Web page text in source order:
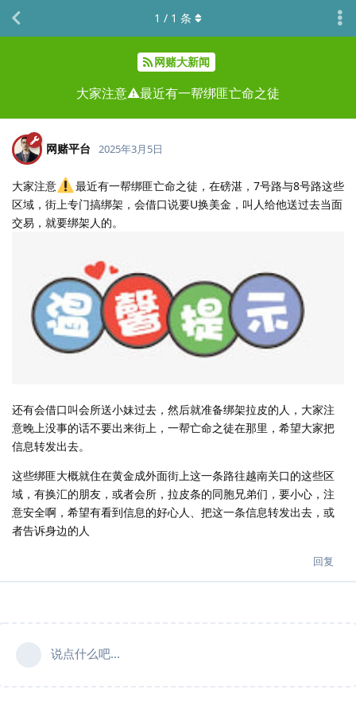
网赌大新闻
大家注意⚠️最近有一帮绑匪亡命之徒
1 / 1 条
网赌平台 2025年3月5日
大家注意
最近有一帮绑匪亡命之徒，在磅湛，7号路与8号路这些
区域，街上专门搞绑架，会借口说要U换美金，叫人给他送过去当面
交易，就要绑架人的。
还有会借口叫会所送小妹过去，然后就准备绑架拉皮的人，大家注
意晚上没事的话不要出来街上，一帮亡命之徒在那里，希望大家把
信息转发出去。
这些绑匪大概就住在黄金成外面街上这一条路往越南关口的这些区
域，有换汇的朋友，或者会所，拉皮条的同胞兄弟们，要小心，注
意安全啊，希望有看到信息的好心人、把这一条信息转发出去，或
者告诉身边的人
回复
说点什么吧...